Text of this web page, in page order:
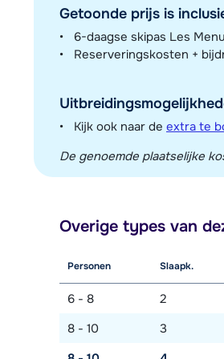
Getoonde prijs is
6-daagse skipas Les
Reserveringskosten +
Kijk ook naar de extra te
De genoemde plaatselijke
Overige types van
Personen Slaapk.
6 - 8 2
8 - 10
3